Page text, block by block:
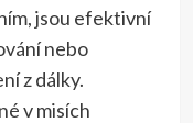
jsou efektivní
nebo
z dálky.
v misích